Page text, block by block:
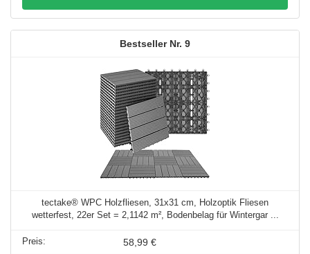
9
tectake® WPC Holzfliesen, 31x31 cm, Holzoptik Fliesen
wetterfest, 22er Set = 2,1142 m², Bodenbelag für Wintergar ...
58,99 €